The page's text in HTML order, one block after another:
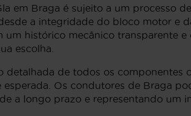
em Braga é sujeito a um processo
a integridade do bloco motor e
um histórico mecânico transparente
escolha.
detalhada de todos os
Os condutores de Braga
a longo prazo e representando um